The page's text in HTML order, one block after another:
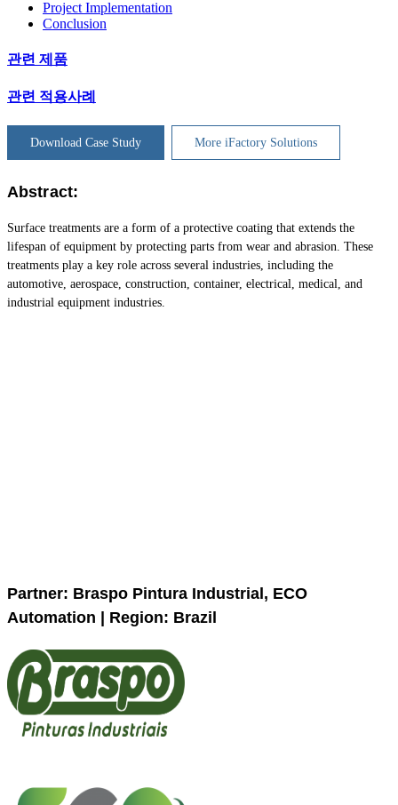
Project Implementation
Conclusion
관련 제품
관련 적용사례
Download Case Study More iFactory Solutions
Abstract:
Surface treatments are a form of a protective coating that extends the
lifespan of equipment by protecting parts from wear and abrasion. These
treatments play a key role across several industries, including the
automotive, aerospace, construction, container, electrical, medical, and
industrial equipment industries.
Partner: Braspo Pintura Industrial, ECO
Automation | Region: Brazil